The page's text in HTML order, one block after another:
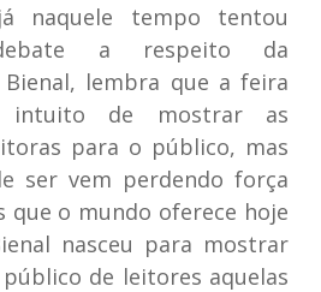
naquele tempo tentou
a respeito da
Bienal, lembra que a feira
intuito de mostrar as
para o público, mas
ser vem perdendo força
que o mundo oferece hoje
nasceu para mostrar
de leitores aquelas